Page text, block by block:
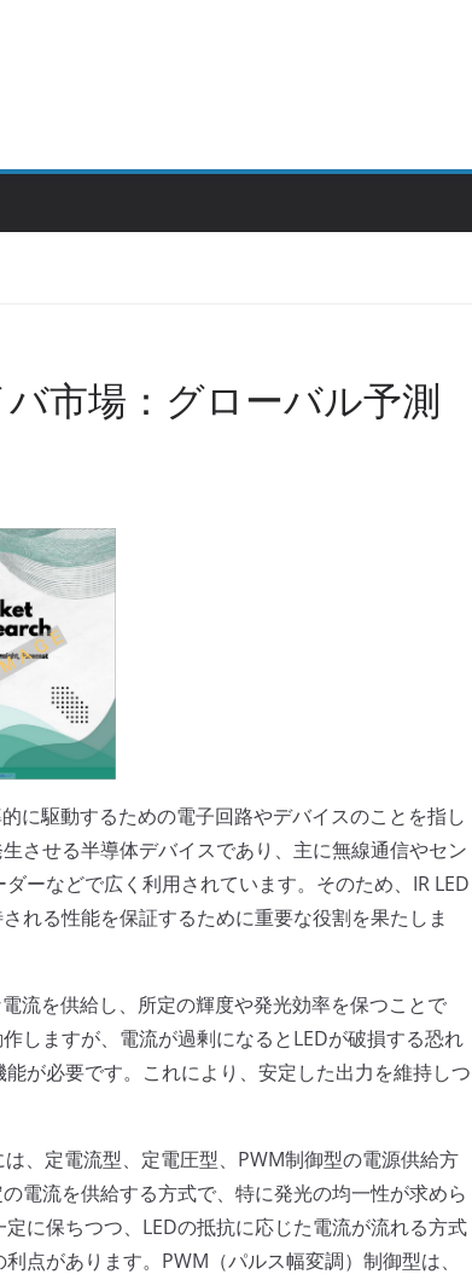
市場：グローバル予測
に駆動するための電子回路やデバイスのことを指し
させる半導体デバイスであり、主に無線通信やセン
ーなどで広く利用されています。そのため、IR LED
れる性能を保証するために重要な役割を果たしま
流を供給し、所定の輝度や発光効率を保つことで
しますが、電流が過剰になるとLEDが破損する恐れ
が必要です。これにより、安定した出力を維持しつ
、定電流型、定電圧型、PWM制御型の電源供給方
電流を供給する方式で、特に発光の均一性が求めら
に保ちつつ、LEDの抵抗に応じた電流が流れる方式
点があります。PWM（パルス幅変調）制御型は、